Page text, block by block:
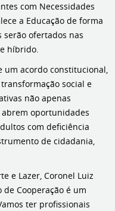
com Necessidades
a Educação de forma
serão ofertados nas
híbrido.
um acordo constitucional,
social e
não apenas
oportunidades
com deficiência
de cidadania,
e Lazer, Coronel Luiz
Cooperação é um
ter profissionais